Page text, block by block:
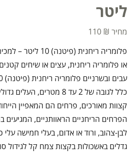
ליטר
110 ₪
פלומריה ריחנית
או פלומריה ריחנית, עצים או שיחים
כלל לגובה של 2 עד 8
קצוות מאורכים, פרחים הם המאפיין
הפרחים הריחניים הראוותניים, המגיעים
לבן-צהוב, ורוד או אדום, בעלי חמישה
גדלים באשכולות בקצות צמח קל לגידול